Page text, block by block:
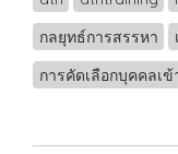
กลยุทธ์การสรรหา
การคัดเลือกบุคคลเข้